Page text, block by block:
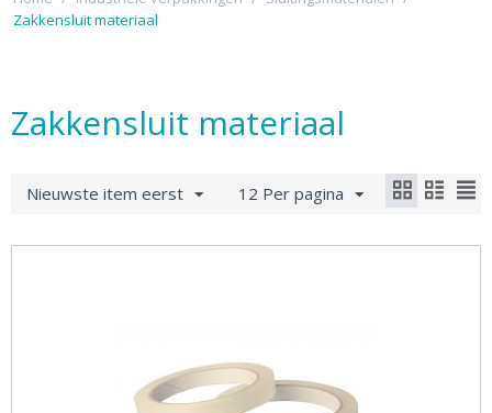
Zakkensluit materiaal
Zakkensluit materiaal
Nieuwste item eerst 12 Per pagina